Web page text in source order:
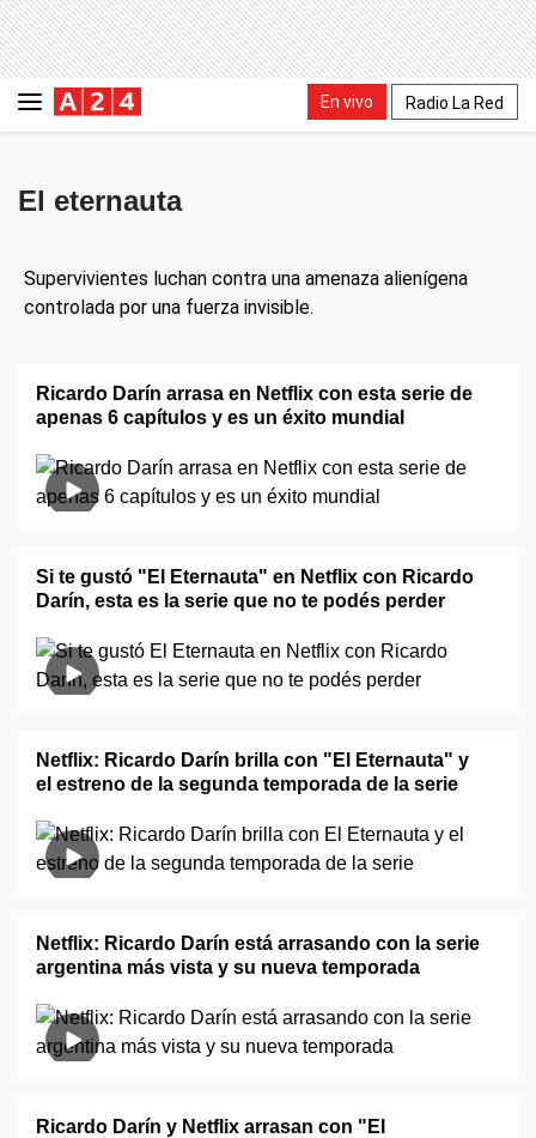
En vivo Radio La Red
El eternauta
Supervivientes luchan contra una amenaza alienígena
controlada por una fuerza invisible.
Ricardo Darín arrasa en Netflix con esta serie de
apenas 6 capítulos y es un éxito mundial
Si te gustó "El Eternauta" en Netflix con Ricardo
Darín, esta es la serie que no te podés perder
Netflix: Ricardo Darín brilla con "El Eternauta" y
el estreno de la segunda temporada de la serie
Netflix: Ricardo Darín está arrasando con la serie
argentina más vista y su nueva temporada
Ricardo Darín y Netflix arrasan con "El